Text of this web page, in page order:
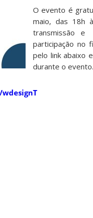
O evento é
maio, das 18h
transmissão
participação no
pelo link abaixo
durante o evento.